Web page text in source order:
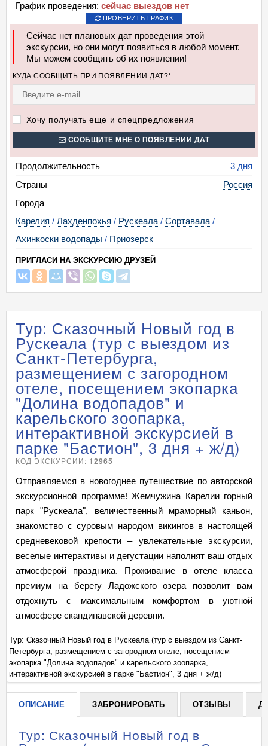
График проведения: сейчас выездов нет
ПРОВЕРИТЬ ГРАФИК
Сейчас нет плановых дат проведения этой
экскурсии, но они могут появиться в любой момент.
Мы можем сообщить об их появлении!
КУДА СООБЩИТЬ ПРИ ПОЯВЛЕНИИ ДАТ?*
Хочу получать еще и спецпредложения
СООБЩИТЕ МНЕ О ПОЯВЛЕНИИ ДАТ
Продолжительность
3 дня
Страны
Россия
Города
Карелия / Лахденпохья / Рускеала / Сортавала /
Ахинкоски водопады / Приозерск
ПРИГЛАСИ НА ЭКСКУРСИЮ ДРУЗЕЙ
Тур: Сказочный Новый год в
Рускеала (тур с выездом из
Санкт-Петербурга,
размещением с загородном
отеле, посещением экопарка
"Долина водопадов" и
карельского зоопарка,
интерактивной экскурсией в
парке "Бастион", 3 дня + ж/д)
КОД ЭКСКУРСИИ: 12965
Отправляемся в новогоднее путешествие по авторской
экскурсионной программе! Жемчужина Карелии горный
парк "Рускеала", величественный мраморный каньон,
знакомство с суровым народом викингов в настоящей
средневековой крепости – увлекательные экскурсии,
веселые интерактивы и дегустации наполнят ваш отдых
атмосферой праздника. Проживание в отеле класса
премиум на берегу Ладожского озера позволит вам
отдохнуть с максимальным комфортом в уютной
атмосфере скандинавской деревни.
Тур: Сказочный Новый год в Рускеала (тур с выездом из Санкт-
Петербурга, размещением с загородном отеле, посещением
экопарка "Долина водопадов" и карельского зоопарка,
интерактивной экскурсией в парке "Бастион", 3 дня + ж/д)
ОПИСАНИЕ ЗАБРОНИРОВАТЬ ОТЗЫВЫ
Тур: Сказочный Новый год в